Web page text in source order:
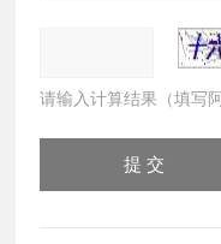
请输入计算结果（填写